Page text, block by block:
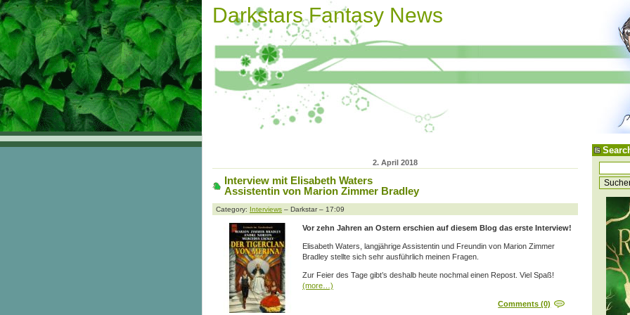
Darkstars Fantasy News
2. April 2018
Interview mit Elisabeth Waters
Assistentin von Marion Zimmer Bradley
Category: Interviews – Darkstar – 17:09
Vor zehn Jahren an Ostern erschien auf diesem Blog das erste Interview!
Elisabeth Waters, langjährige Assistentin und Freundin von Marion Zimmer
Bradley stellte sich sehr ausführlich meinen Fragen.
Zur Feier des Tage gibt’s deshalb heute nochmal einen Repost. Viel Spaß!
(more…)
Comments (0)